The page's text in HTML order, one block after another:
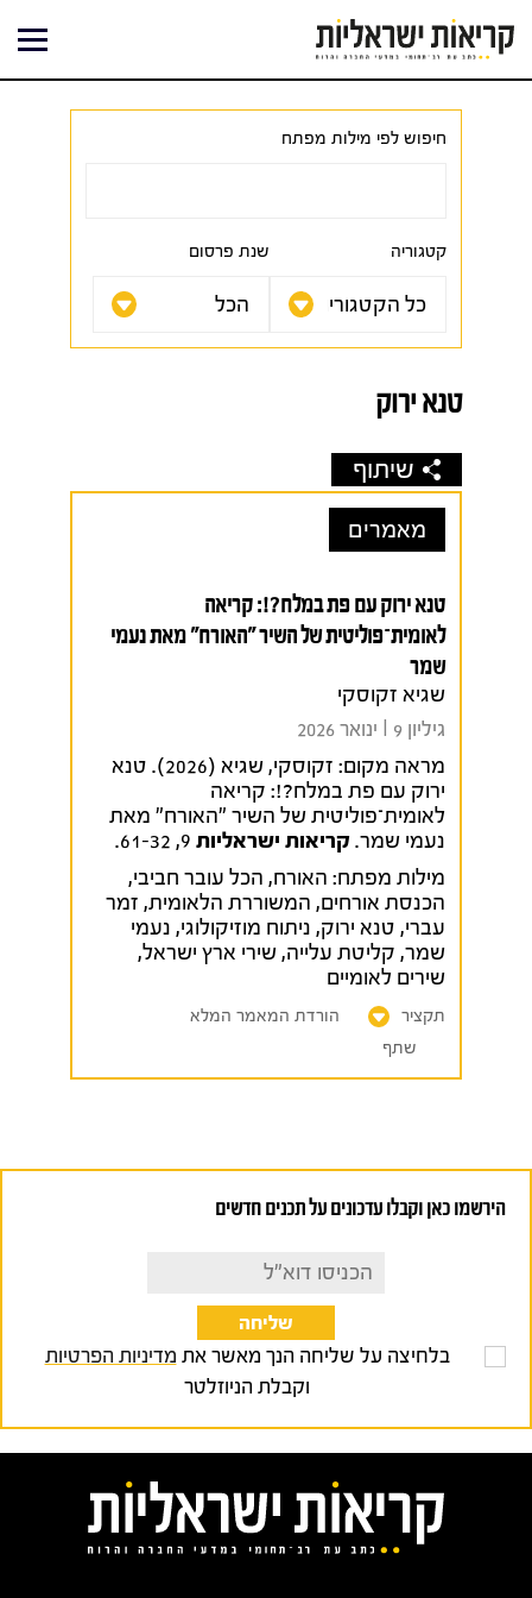
לתוכן
חיפוש לפי מילות מפתח
קטגוריה שנת פרסום
טנא ירוק
שיתוף
מאמרים
טנא ירוק עם פת במלח?!: קריאה
לאומית־פוליטית של השיר "האורח" מאת נעמי
שמר
שגיא זקוסקי
גיליון 9 I ינואר 2026
מראה מקום:
זקוסקי, שגיא (2026). טנא
ירוק עם פת במלח?!: קריאה
לאומית־פוליטית של השיר "האורח" מאת
נעמי שמר.קריאות ישראליות
מילות מפתח: האורח, הכל עובר חביבי,
הכנסת אורחים, המשוררת הלאומית, זמר
עברי, טנא ירוק, ניתוח מוזיקולוגי, נעמי
שמר, קליטת עלייה,שירי ארץ ישראל,
שירים לאומיים
תקציר
הורדת המאמר המלא
שתף
הירשמו כאן וקבלו עדכונים על תכנים חדשים
בלחיצה על שליחה הנך מאשר את מדיניות הפרטיות
וקבלת הניוזלטר